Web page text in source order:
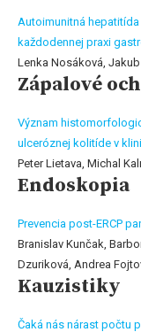
Autoimunitná
každodennej praxi
Lenka Nosáková,
Zápalové
Význam
ulceróznej kolitíde v
Peter Lietava, Michal
Endoskopia
Prevencia post-ERCP
Branislav Kunčak,
Dzuriková, Andrea
Kauzistiky
Čaká nás nárast počtu